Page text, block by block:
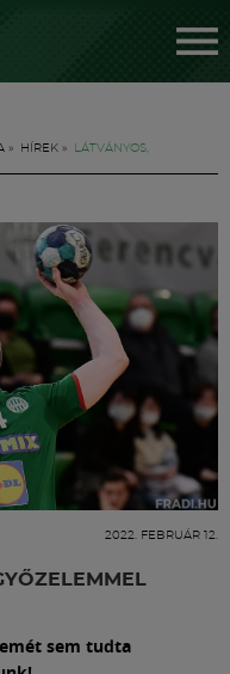
» HÍREK »
LÁTVÁNYOS,
2022. FEBRUÁR 12.
sem tudta